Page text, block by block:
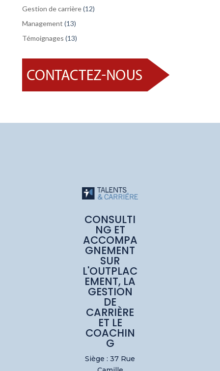
Gestion de carrière(12)
Management (13)
Témoignages (13)
CONSULTI
NG ET
ACCOMPA
GNEMENT
SUR
L'OUTPLAC
EMENT, LA
GESTION
DE
CARRIÈRE
ET LE
COACHIN
G
Siège : 37 Rue